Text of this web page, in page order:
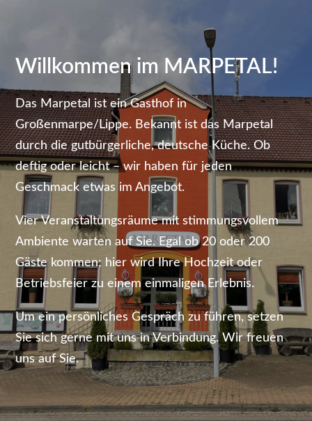
Willkommen im MARPETAL!
Das Marpetal ist ein Gasthof in
Großenmarpe/Lippe. Bekannt ist das Marpetal
durch die gutbürgerliche, deutsche Küche. Ob
deftig oder leicht – wir haben für jeden
Geschmack etwas im Angebot.
Vier Veranstaltungsräume mit stimmungsvollem
Ambiente warten auf Sie. Egal ob 20 oder 200
Gäste kommen; hier wird Ihre Hochzeit oder
Betriebsfeier zu einem einmaligen Erlebnis.
Um ein persönliches Gespräch zu führen, setzen
Sie sich gerne mit uns in Verbindung. Wir freuen
uns auf Sie.